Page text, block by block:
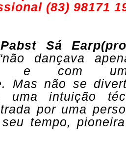
(83) 98171
Sá
dançava
e com
Mas não se
uma intuição
por uma
tempo,